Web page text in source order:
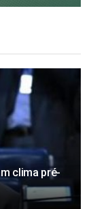
clima pré-